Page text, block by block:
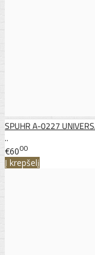
SPUHR A-0227
..
€6000
Į krepšelį